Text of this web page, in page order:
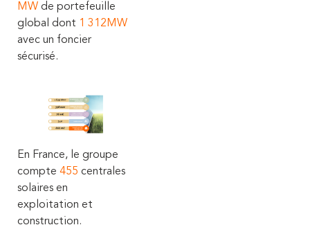
MW de portefeuille
global dont 1 312MW
avec un foncier
sécurisé.
En France, le groupe
compte 455 centrales
solaires en
exploitation et
construction.